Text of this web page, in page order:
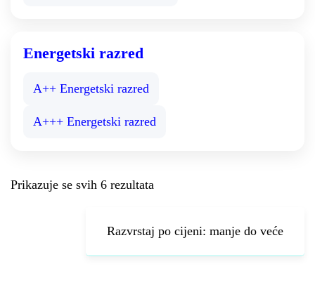
Energetski razred
A++ Energetski razred
A+++ Energetski razred
Prikazuje se svih 6 rezultata